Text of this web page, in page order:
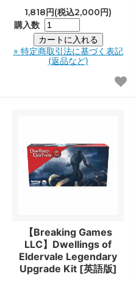
1,818円(税込2,000円)
購入数
» 特定商取引法に基づく表記
(返品など)
【Breaking Games
LLC】Dwellings of
Eldervale Legendary
Upgrade Kit [英語版]